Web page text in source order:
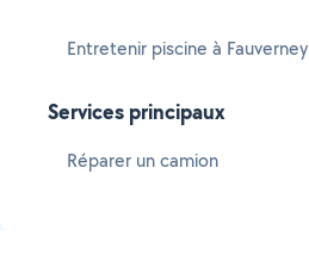
Entretenir piscine à Fauverney
Services principaux
Réparer un camion